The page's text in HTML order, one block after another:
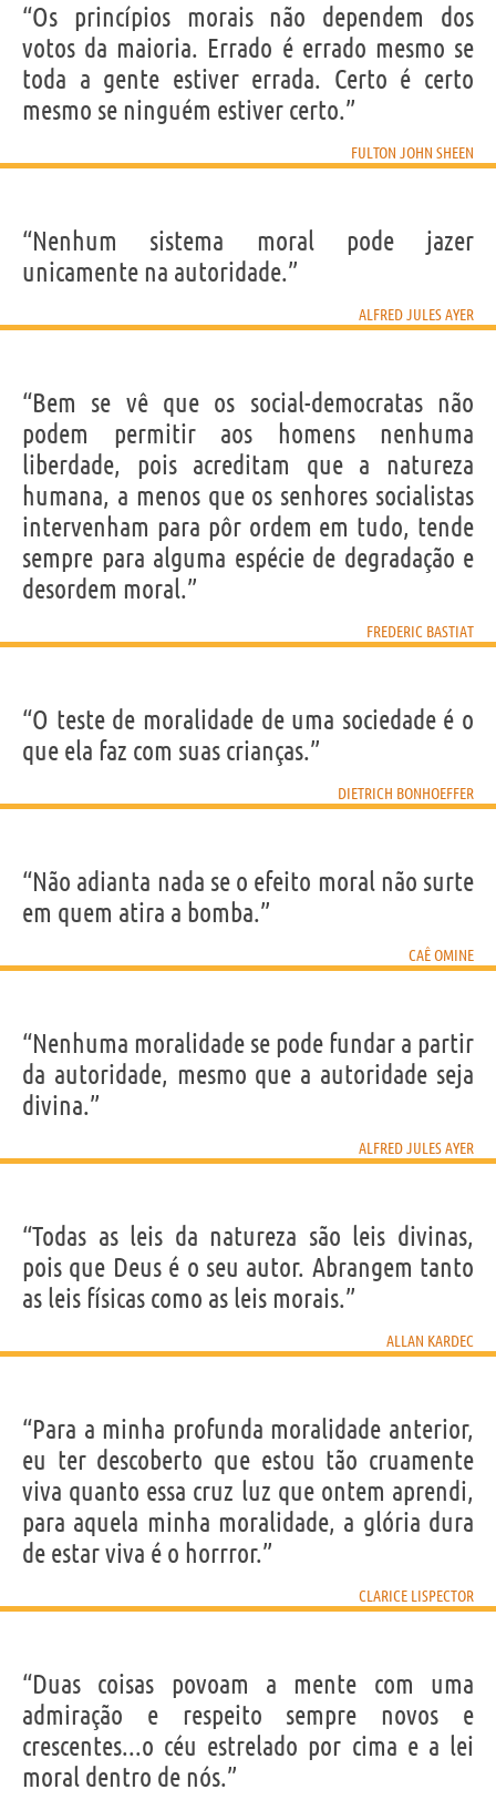
“Os princípios morais não dependem dos
votos da maioria. Errado é errado mesmo se
toda a gente estiver errada. Certo é certo
mesmo se ninguém estiver certo.”
FULTON JOHN SHEEN
“Nenhum sistema moral pode jazer
unicamente na autoridade.”
ALFRED JULES AYER
“Bem se vê que os social-democratas não
podem permitir aos homens nenhuma
liberdade, pois acreditam que a natureza
humana, a menos que os senhores socialistas
intervenham para pôr ordem em tudo, tende
sempre para alguma espécie de degradação e
desordem moral.”
FREDERIC BASTIAT
“O teste de moralidade de uma sociedade é o
que ela faz com suas crianças.”
DIETRICH BONHOEFFER
“Não adianta nada se o efeito moral não surte
em quem atira a bomba.”
CAÊ OMINE
“Nenhuma moralidade se pode fundar a partir
da autoridade, mesmo que a autoridade seja
divina.”
ALFRED JULES AYER
“Todas as leis da natureza são leis divinas,
pois que Deus é o seu autor. Abrangem tanto
as leis físicas como as leis morais.”
ALLAN KARDEC
“Para a minha profunda moralidade anterior,
eu ter descoberto que estou tão cruamente
viva quanto essa cruz luz que ontem aprendi,
para aquela minha moralidade, a glória dura
de estar viva é o horrror.”
CLARICE LISPECTOR
“Duas coisas povoam a mente com uma
admiração e respeito sempre novos e
crescentes...o céu estrelado por cima e a lei
moral dentro de nós.”